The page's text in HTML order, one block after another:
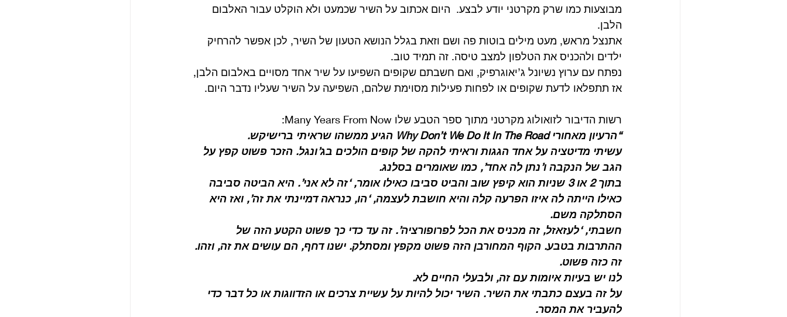
The Beatles - White Album
קאברים סרטים טלוויזיה רדיו קטעים מתוך ספרים ומאמרים
מבוצעות כמו שרק מקרטני יודע לבצע.  היום אכתוב על השיר שכמעט ולא הוקלט עבור האלבום
הלבן.
אתנצל מראש, מעט מילים בוטות פה ושם וזאת בגלל הנושא הטעון של השיר, לכן אפשר להרחיק
ילדים ולהכניס את הטלפון למצב טיסה. זה תמיד טוב.
נפתח עם ערוץ נשיונל ג’יאוגרפיק, ואם חשבתם שקופים השפיעו על שיר אחד מסויים באלבום הלבן,
אז תתפלאו לדעת שקופים או לפחות פעילות מסוימת שלהם, השפיעה על השיר שעליו נדבר היום.
רשות הדיבור לזואולוג מקרטני מתוך ספר הטבע שלו Many Years From Now:
“הרעיון מאחורי Why Don’t We Do It In The Road הגיע ממשהו שראיתי ברישיקש.
עשיתי מדיטציה על אחד הגגות וראיתי להקה של קופים הולכים בג’ונגל. הזכר פשוט קפץ על
הגב של הנקבה ו’נתן לה אחד’, כמו שאומרים בסלנג.
בתוך 2 או 3 שניות הוא קיפץ שוב והביט סביבו כאילו אומר, ‘זה לא אני’. היא הביטה סביבה
כאילו הייתה לה איזו הפרעה קלה והיא חושבת לעצמה, ‘הו, כנראה דמיינתי את זה’, ואז היא
הסתלקה משם.
חשבתי, ‘לעזאזל, זה מכניס את הכל לפרופורציה’. זה עד כדי כך פשוט הקטע הזה של
ההתרבות בטבע. הקוף המחורבן הזה פשוט מקפץ ומסתלק. ישנו דחף, הם עושים את זה, וזהו.
זה כזה פשוט.
לנו יש בעיות איומות עם זה, ולבעלי החיים לא.
על זה בעצם כתבתי את השיר. השיר יכול להיות על עשיית צרכים או הזדווגות או כל דבר כדי
להעביר את המסר.